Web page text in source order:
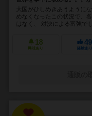
大国がひしめきあうように
めなくなったこの状況で、
はなく、 対決による富強で
18
興味あり
49
経験あり